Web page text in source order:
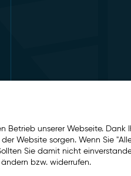
Betrieb unserer Webseite.
Website sorgen. Wenn Sie
Sie damit nicht
bzw. widerrufen.